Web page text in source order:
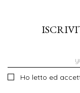
Ho letto ed